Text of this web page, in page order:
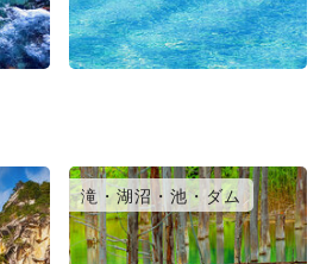
滝・湖沼・池・ダム